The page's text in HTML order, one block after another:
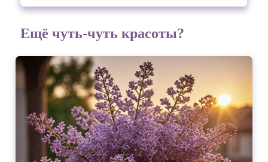
Ещё чуть-чуть красоты?